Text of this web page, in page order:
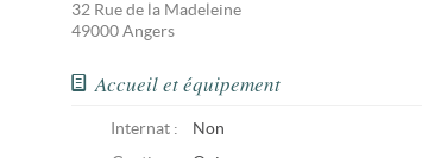
32 Rue de la Madeleine
49000 Angers
Accueil et équipement
Internat :
Non